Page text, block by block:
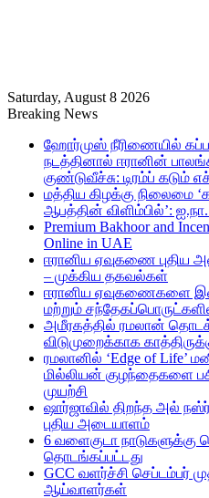
Saturday, August 8 2026
Breaking News
ஹோர்முஸ் நீரிணையில்
நடத்தினால் ஈரானின்
குண்டுவீச்சு: டிரம்ப் கடும்
மத்திய கிழக்கு நிலைமை
ஆபத்தின் விளிம்பில்’:
Premium Bakhoor and
Online in UAE
ஈரானிய ஏவுகணை புதிய
– முக்கிய தகவல்கள்
ஈரானிய ஏவுகணைகளை
மற்றும்
அமீரகத்தில் ரமலான்
விடுமுறைக்காக
ரமலானில் ‘Edge of Life’
மில்லியன் குழந்தைகளை
முயற்சி
ஷார்ஜாவில் திறந்த அல்
புதிய அடையாளம்
6 வளைகுடா நாடுகளுக்கு
தொடங்கப்பட்டது
GCC வளர்ச்சி செப்டம்பர்
ஆய்வாளர்கள்